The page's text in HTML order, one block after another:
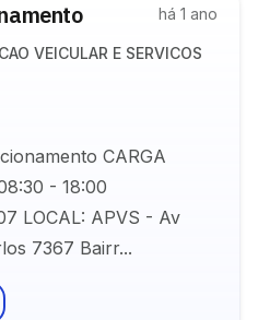
há 1 ano
VEICULAR E SERVICOS
CARGA
- 18:00
LOCAL: APVS - Av
7367 Bairr...